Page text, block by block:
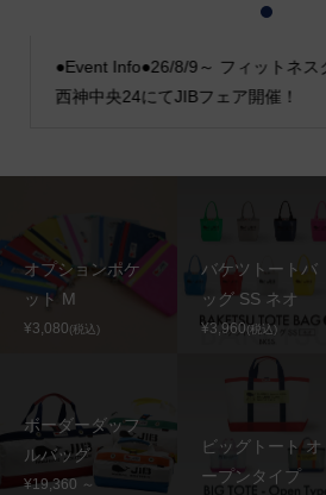
●Event Info●26/8/9～ フィットネス
西神中央24にてJIBフェア開催！
2
オプションポケ
ット M
¥3,080(税込)
バケツトートバ
ッグ SS ネオ
¥3,960(税込)
ボーダーダッフ
ルバッグ
¥19,360 ～
ビッグトート オ
ープンタイプ